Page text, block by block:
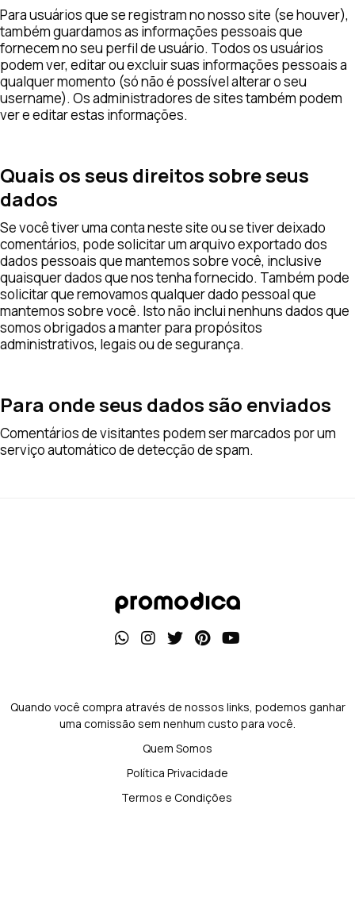
Para usuários que se registram no nosso site (se houver),
também guardamos as informações pessoais que
fornecem no seu perfil de usuário. Todos os usuários
podem ver, editar ou excluir suas informações pessoais a
qualquer momento (só não é possível alterar o seu
username). Os administradores de sites também podem
ver e editar estas informações.
Quais os seus direitos sobre seus
dados
Se você tiver uma conta neste site ou se tiver deixado
comentários, pode solicitar um arquivo exportado dos
dados pessoais que mantemos sobre você, inclusive
quaisquer dados que nos tenha fornecido. Também pode
solicitar que removamos qualquer dado pessoal que
mantemos sobre você. Isto não inclui nenhuns dados que
somos obrigados a manter para propósitos
administrativos, legais ou de segurança.
Para onde seus dados são enviados
Comentários de visitantes podem ser marcados por um
serviço automático de detecção de spam.
Quando você compra através de nossos links, podemos ganhar
uma comissão sem nenhum custo para você.
Quem Somos
Política Privacidade
Termos e Condições